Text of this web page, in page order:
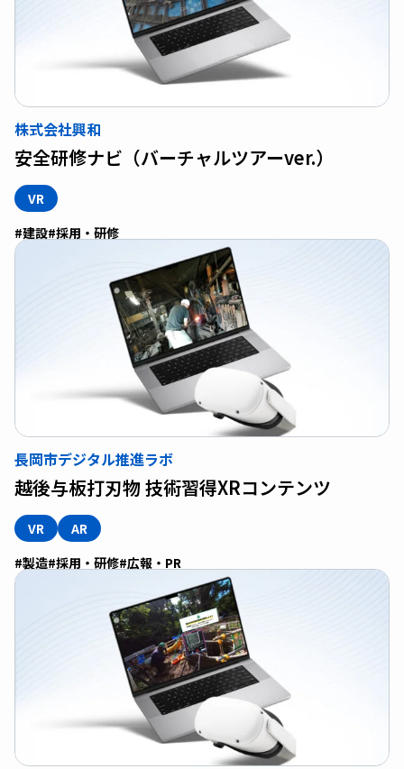
株式会社興和
安全研修ナビ（バーチャルツアーver.）
VR
#建設#採用・研修
長岡市デジタル推進ラボ
越後与板打刃物 技術習得XRコンテンツ
VR
AR
#製造#採用・研修#広報・PR